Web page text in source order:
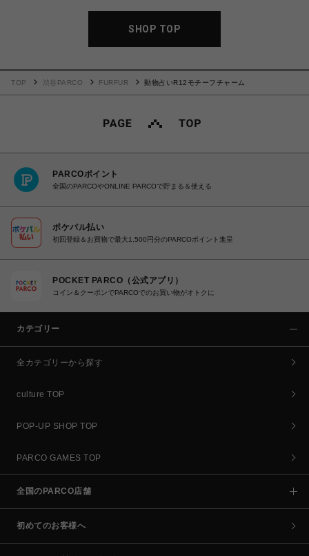
SHOP TOP
TOP 渋谷PARCO FURFUR 動物占いR12モチーフチャーム
PARCOポイント
全国のPARCOやONLINE PARCOで貯まる＆使える
ポケパル払い
初回登録＆お買物で最大1,500円分のPARCOポイント進呈
POCKET PARCO（公式アプリ）
コイン＆クーポンでPARCOでのお買い物がオトクに
カテゴリー
全カテゴリーから探す
culture TOP
POP-UP SHOP TOP
PARCO GAMES TOP
全国のPARCO店舗
初めてのお客様へ